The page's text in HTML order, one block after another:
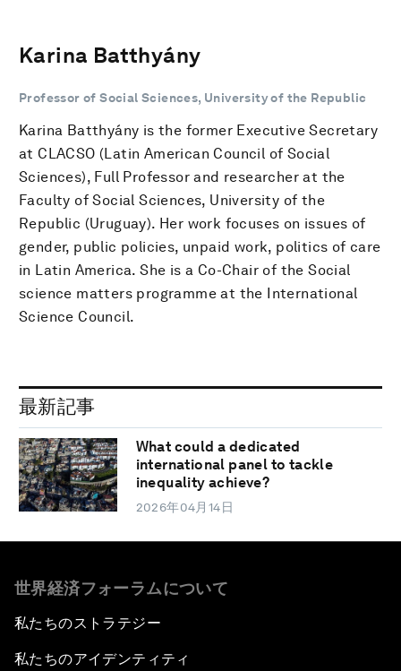
Karina Batthyány
Professor of Social Sciences, University of the Republic
Karina Batthyány is the former Executive Secretary
at CLACSO (Latin American Council of Social
Sciences), Full Professor and researcher at the
Faculty of Social Sciences, University of the
Republic (Uruguay). Her work focuses on issues of
gender, public policies, unpaid work, politics of care
in Latin America. She is a Co-Chair of the Social
science matters programme at the International
Science Council.
最新記事
What could a dedicated
international panel to tackle
inequality achieve?
2026年04月14日
世界経済フォーラムについて
私たちのストラテジー
私たちのアイデンティティ